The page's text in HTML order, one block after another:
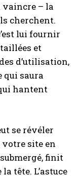
vaincre – la
cherchent.
lui fournir
et
d’utilisation,
qui saura
hantent
se révéler
site en
finit
tête. L’astuce